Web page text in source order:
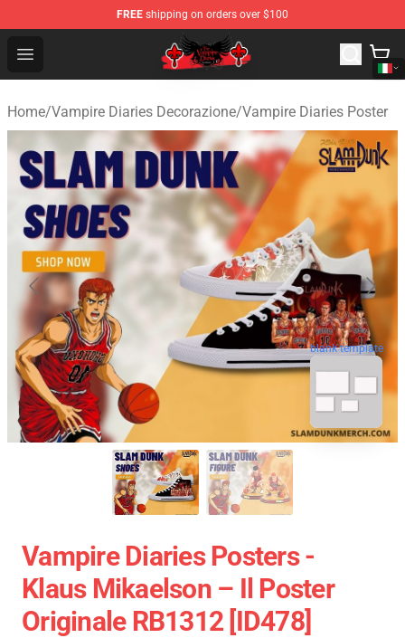
FREE shipping on orders over $100
Open menu
The Vampire Diaries Shop - Official The Vampire
Home/Vampire Diaries Decorazione/Vampire Diaries Poster
blank template
Vampire Diaries Posters -
Klaus Mikaelson – Il Poster
Originale RB1312 [ID478]